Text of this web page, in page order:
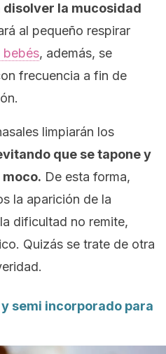
la mucosidad
al pequeño respirar
bebés, además, se
frecuencia a fin de
limpiarán los
que se tapone y
moco. De esta forma,
la aparición de la
dificultad no remite,
Quizás se trate de otra
semi incorporado para